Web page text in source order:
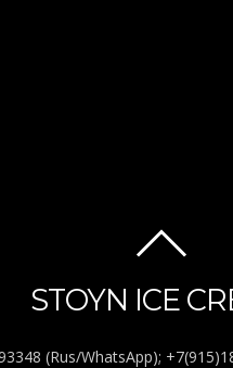
TOP
STOYN ICE
(Rus/WhatsApp);